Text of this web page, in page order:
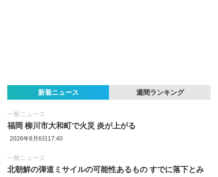
新着ニュース 週間ランキング
一般ニュース
福岡 柳川市大和町で火災 炎が上がる
2026年8月6日17:40
一般ニュース
北朝鮮の弾道ミサイルの可能性あるもの すでに落下とみ